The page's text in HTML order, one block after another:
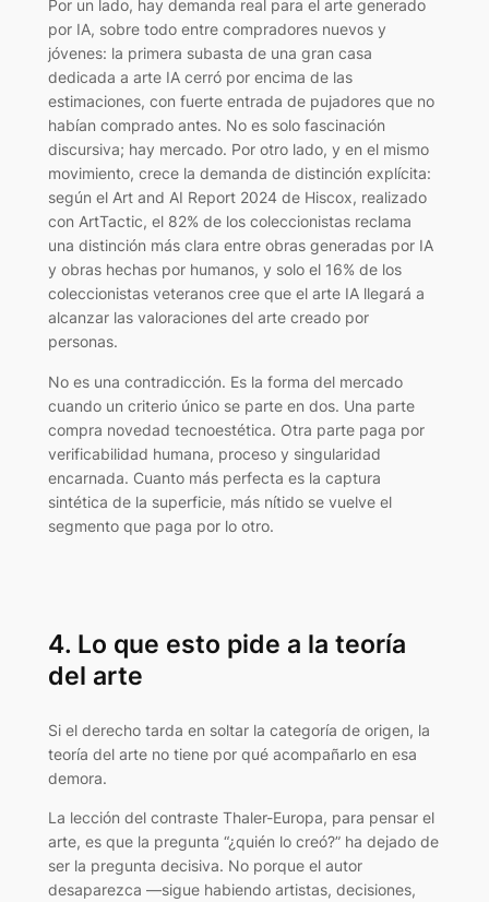
Por un lado, hay demanda real para el arte generado
por IA, sobre todo entre compradores nuevos y
jóvenes: la primera subasta de una gran casa
dedicada a arte IA cerró por encima de las
estimaciones, con fuerte entrada de pujadores que no
habían comprado antes. No es solo fascinación
discursiva; hay mercado. Por otro lado, y en el mismo
movimiento, crece la demanda de distinción explícita:
según el Art and AI Report 2024 de Hiscox, realizado
con ArtTactic, el 82% de los coleccionistas reclama
una distinción más clara entre obras generadas por IA
y obras hechas por humanos, y solo el 16% de los
coleccionistas veteranos cree que el arte IA llegará a
alcanzar las valoraciones del arte creado por
personas.
No es una contradicción. Es la forma del mercado
cuando un criterio único se parte en dos. Una parte
compra novedad tecnoestética. Otra parte paga por
verificabilidad humana, proceso y singularidad
encarnada. Cuanto más perfecta es la captura
sintética de la superficie, más nítido se vuelve el
segmento que paga por lo otro.
4. Lo que esto pide a la teoría
del arte
Si el derecho tarda en soltar la categoría de origen, la
teoría del arte no tiene por qué acompañarlo en esa
demora.
La lección del contraste Thaler-Europa, para pensar el
arte, es que la pregunta “¿quién lo creó?” ha dejado de
ser la pregunta decisiva. No porque el autor
desaparezca —sigue habiendo artistas, decisiones,